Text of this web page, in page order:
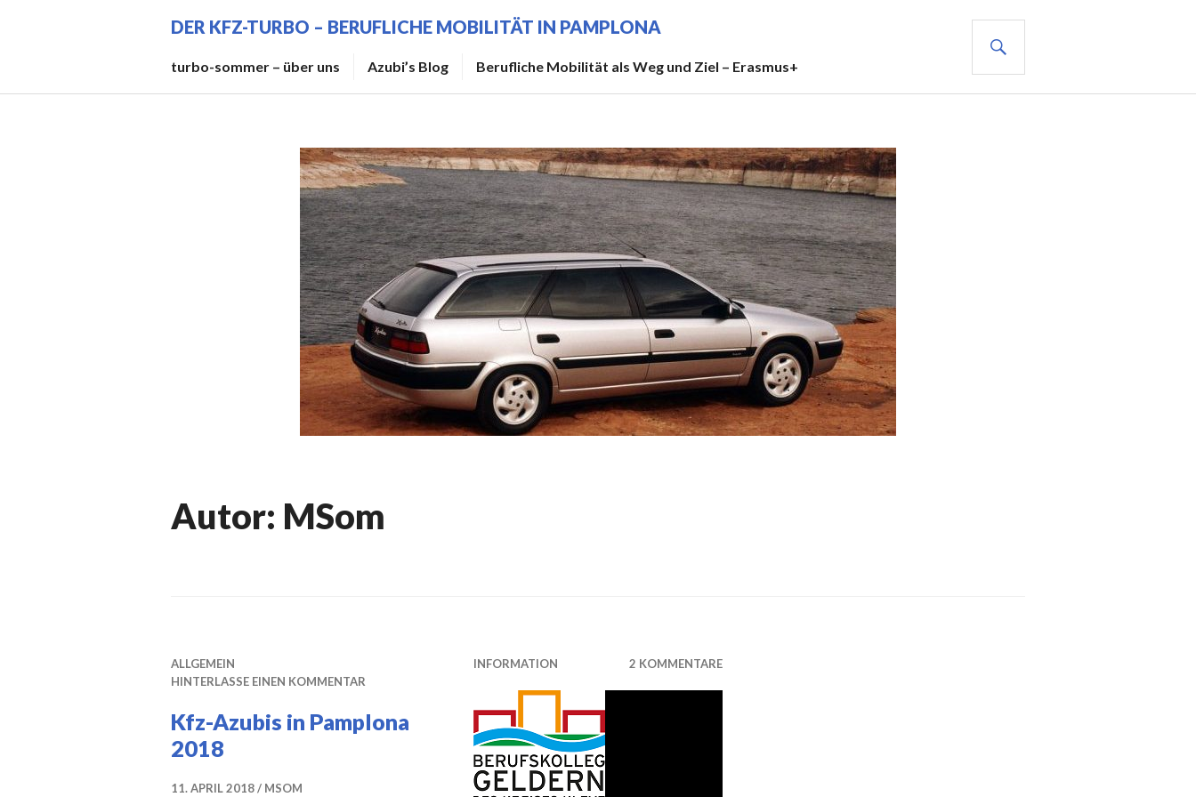
DER KFZ-TURBO – BERUFLICHE MOBILITÄT IN PAMPLONA
turbo-sommer – über uns Azubi’s Blog Berufliche Mobilität als Weg und Ziel – Erasmus+
Autor: MSom
ALLGEMEIN
HINTERLASSE EINEN KOMMENTAR
Kfz-Azubis in Pamplona
2018
11. APRIL 2018 MSOM
INFORMATION 2 KOMMENTARE